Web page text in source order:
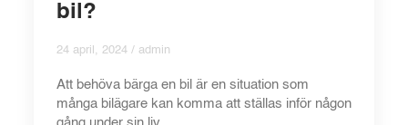
bil?
24 april, 2024 / admin
Att behöva bärga en bil är en situation som
många bilägare kan komma att ställas inför någon